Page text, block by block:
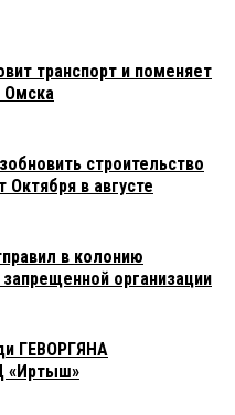
транспорт и поменяет
Омска
строительство
в августе
в колонию
организации
ГЕВОРГЯНА
«Иртыш»